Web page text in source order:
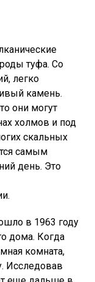
туфа. Со
легко
камень.
они могут
холмов и под
скальных
самым
день. Это
в 1963 году
дома. Когда
комната,
Исследовав